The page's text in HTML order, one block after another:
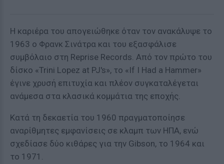
Η καριέρα του απογειώθηκε όταν τον ανακάλυψε το
1963 ο Φρανκ Σινάτρα και του εξασφάλισε
συμβόλαιο στη Reprise Records. Από τον πρώτο του
δίσκο «Trini Lopez at PJ's», το «If I Had a Hammer»
έγινε χρυσή επιτυχία και πλέον συγκαταλέγεται
ανάμεσα στα κλασικά κομμάτια της εποχής.
Κατά τη δεκαετία του 1960 πραγματοποίησε
αναρίθμητες εμφανίσεις σε κλαμπ των ΗΠΑ, ενώ
σχεδίασε δύο κιθάρες για την Gibson, το 1964 και
το 1971.